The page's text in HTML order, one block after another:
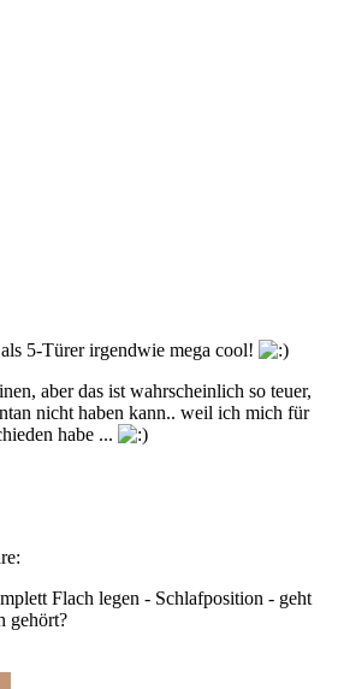
5-Türer irgendwie mega cool!
aber das ist wahrscheinlich so teuer,
nicht haben kann.. weil ich mich für
habe ...
Flach legen - Schlafposition - geht
gehört?